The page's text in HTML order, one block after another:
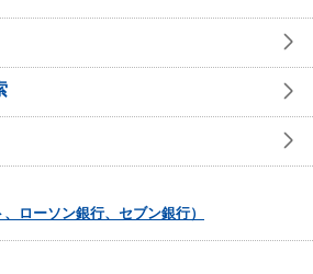
ローソン銀行、セブン銀行）